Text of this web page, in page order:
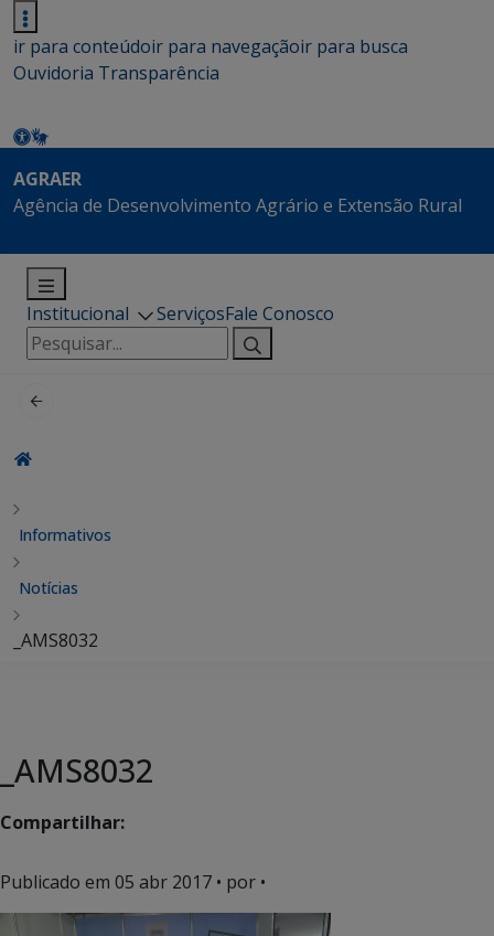
ir para conteúdoir para navegaçãoir para busca
Ouvidoria Transparência
AGRAER
Agência de Desenvolvimento Agrário e Extensão Rural
Institucional ServiçosFale Conosco
Pesquisar
por:
Informativos
Notícias
_AMS8032
_AMS8032
Compartilhar:
Publicado em 05 abr 2017 • por •